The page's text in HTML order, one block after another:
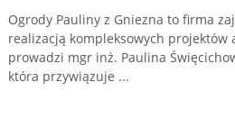
Ogrody Pauliny z Gniezna to firma
realizacją kompleksowych
prowadzi mgr inż. Paulina
która przywiązuje ...